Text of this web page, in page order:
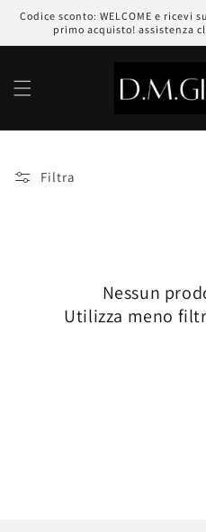
direttamente
ai contenuti
Codice sconto: WELCOME e ricevi
primo acquisto! assistenza
Filtra
Nessun
Utilizza meno